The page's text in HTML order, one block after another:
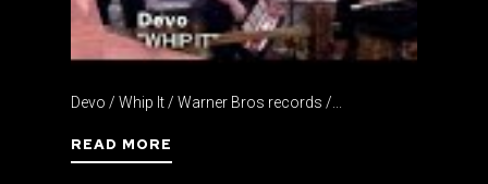
Devo / Whip It / Warner Bros records /...
READ MORE